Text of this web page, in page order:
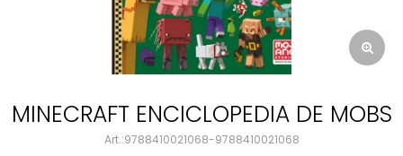
MINECRAFT ENCICLOPEDIA DE MOBS
9788410021068-9788410021068